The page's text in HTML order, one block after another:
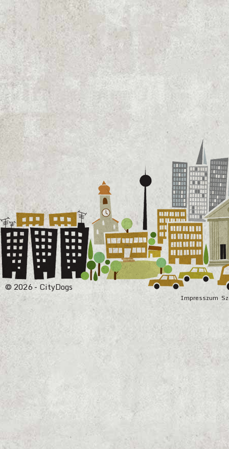
Impresszum
© 2026 - CityDogs